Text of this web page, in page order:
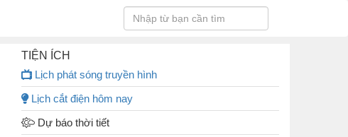
TIỆN ÍCH
Lịch phát sóng truyền hình
Lịch cắt điện hôm nay
Dự báo thời tiết